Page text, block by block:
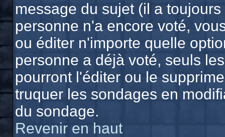
message du sujet (il a
personne n'a encore voté,
ou éditer n'importe quelle
personne a déjà voté, seuls
pourront l'éditer ou le
truquer les sondages en
du sondage.
Revenir en haut